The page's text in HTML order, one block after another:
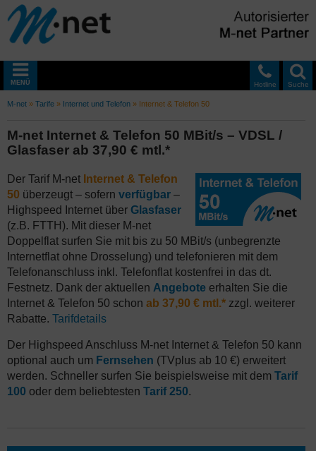
Suche
Hotline
MENÜ
M-net » Tarife » Internet und Telefon » Internet & Telefon 50
M-net Internet & Telefon 50 MBit/s – VDSL /
Glasfaser ab 37,90 € mtl.*
Der Tarif M-net Internet & Telefon
50 überzeugt – sofern verfügbar –
Highspeed Internet über Glasfaser
(z.B. FTTH). Mit dieser M-net
Doppelflat surfen Sie mit bis zu 50 MBit/s (unbegrenzte
Internetflat ohne Drosselung) und telefonieren mit dem
Telefonanschluss inkl. Telefonflat kostenfrei in das dt.
Festnetz. Dank der aktuellen Angebote erhalten Sie die
Internet & Telefon 50 schon ab 37,90 € mtl.* zzgl. weiterer
Rabatte. Tarifdetails
Der Highspeed Anschluss M-net Internet & Telefon 50 kann
optional auch um Fernsehen (TVplus ab 10 €) erweitert
werden. Schneller surfen Sie beispielsweise mit dem Tarif
100 oder dem beliebtesten Tarif 250.